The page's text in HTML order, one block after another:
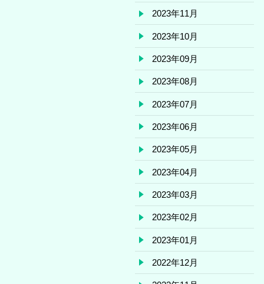
2023年11月
2023年10月
2023年09月
2023年08月
2023年07月
2023年06月
2023年05月
2023年04月
2023年03月
2023年02月
2023年01月
2022年12月